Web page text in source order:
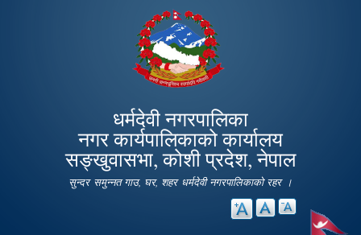
main
content
धर्मदेवी नगरपालिका
नगर कार्यपालिकाको कार्यालय
सङ्खुवासभा, कोशी प्रदेश, नेपाल
सुन्दर समुन्नत गाउ, घर, शहर धर्मदेवी नगरपालिकाको रहर ।